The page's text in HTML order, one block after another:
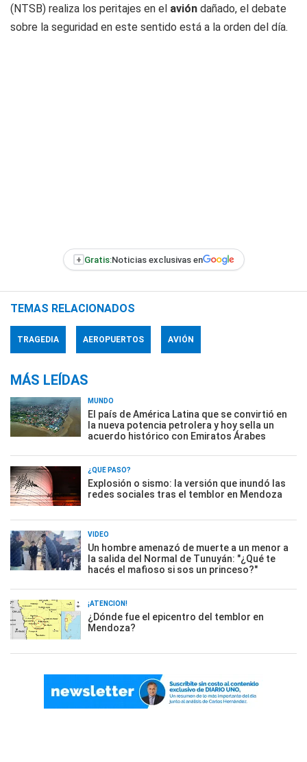
(NTSB) realiza los peritajes en el avión dañado, el debate
sobre la seguridad en este sentido está a la orden del día.
+ Gratis:Noticias exclusivas en
TEMAS RELACIONADOS
TRAGEDIA AEROPUERTOS AVIÓN
MÁS LEÍDAS
MUNDO
El país de América Latina que se convirtió en
la nueva potencia petrolera y hoy sella un
acuerdo histórico con Emiratos Árabes
¿QUÉ PASÓ?
Explosión o sismo: la versión que inundó las
redes sociales tras el temblor en Mendoza
VIDEO
Un hombre amenazó de muerte a un menor a
la salida del Normal de Tunuyán: "¿Qué te
hacés el mafioso si sos un princeso?"
¡ATENCIÓN!
¿Dónde fue el epicentro del temblor en
Mendoza?